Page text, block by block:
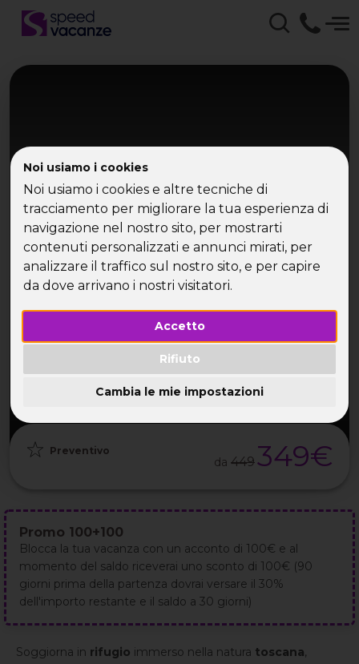
Noi usiamo i cookies
Noi usiamo i cookies e altre tecniche di
tracciamento per migliorare la tua esperienza di
navigazione nel nostro sito, per mostrarti
contenuti personalizzati e annunci mirati, per
analizzare il traffico sul nostro sito, e per capire
da dove arrivano i nostri visitatori.
Accetto
Rifiuto
Cambia le mie impostazioni
Toscana
Salsa Weekend Anti San
Valentino
Rifugio in Toscana
12 Feb
Preventivo
da 449349€
Promo 100+100
Blocca la tua vacanza con un acconto di 100€ e al
momento del saldo riceverai uno sconto di 100€ (90
giorni prima della partenza dovrai versare il 30%
dell'importo restante e il saldo a 30 giorni)
Soggiorna in rifugio immerso nella natura toscana,